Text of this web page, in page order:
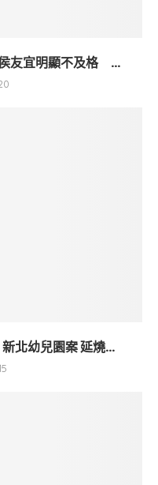
友宜明顯不及格 ...
北幼兒園案 延燒...